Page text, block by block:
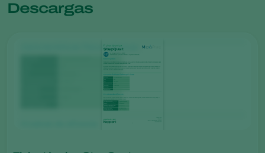
Descargas